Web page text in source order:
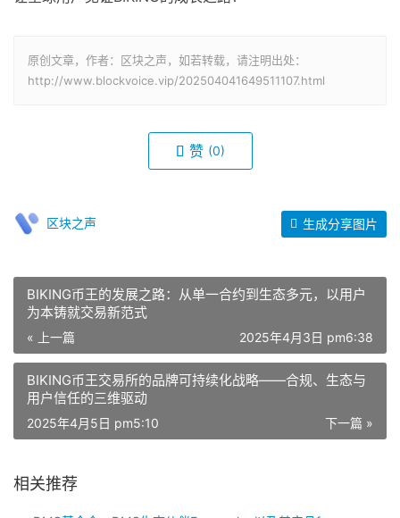
原创文章，作者：区块之声，如若转载，请注明出处：
http://www.blockvoice.vip/202504041649511107.html
赞 (0)
区块之声 生成分享图片
BIKING币王的发展之路：从单一合约到生态多元，以用户
为本铸就交易新范式
« 上一篇 2025年4月3日 pm6:38
BIKING币王交易所的品牌可持续化战略——合规、生态与
用户信任的三维驱动
下一篇 »
2025年4月5日 pm5:10
相关推荐